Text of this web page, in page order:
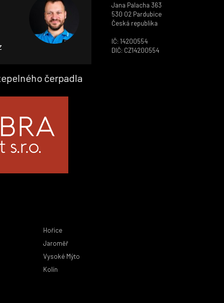
Jana Palacha 363
530 02 Pardubice
Česká republika
IČ: 14200554
DIČ: CZ14200554
čerpadla
Hořice
Jaroměř
Vysoké Mýto
Kolín